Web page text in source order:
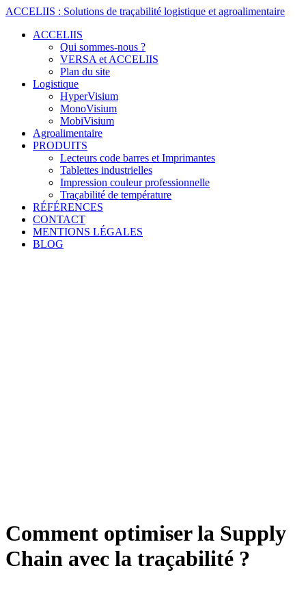
Skip
content
ACCELIIS : Solutions de traçabilité logistique et agroalimentaire
ACCELIIS
Qui sommes-nous ?
VERSA et ACCELIIS
Plan du site
Logistique
HyperVisium
MonoVisium
MobiVisium
Agroalimentaire
PRODUITS
Lecteurs code barres et Imprimantes
Tablettes industrielles
Impression couleur professionnelle
Traçabilité de température
RÉFÉRENCES
CONTACT
MENTIONS LÉGALES
BLOG
Comment optimiser la Supply
Chain avec la traçabilité ?